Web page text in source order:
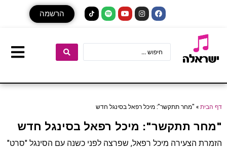
הרשמה
דף הבית» "מחר תתקשר": מיכל רפאל בסינגל חדש
"מחר תתקשר": מיכל רפאל בסינגל חדש
הזמרת הצעירה מיכל רפאל, שפרצה לפני כשנה עם הסינגל "סרט"